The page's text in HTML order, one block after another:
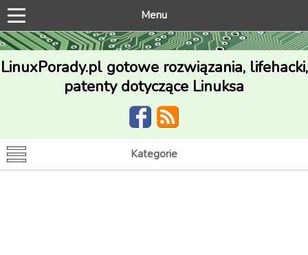
Menu
LinuxPorady.pl gotowe rozwiązania, lifehacki,
patenty dotyczące Linuksa
Kategorie